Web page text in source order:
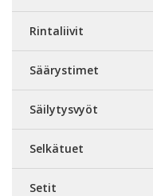
Rintaliivit
Säärystimet
Säilytysvyöt
Selkätuet
Setit